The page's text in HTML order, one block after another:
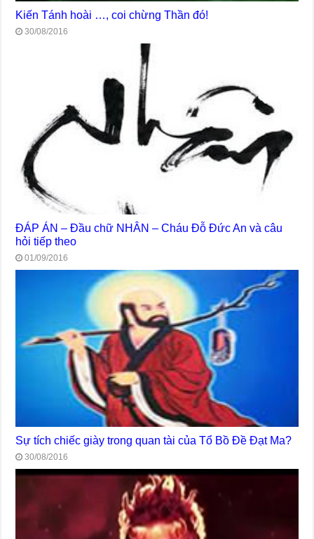
Kiến Tánh hoài …, coi chừng Thần đó!
30/08/2016
ĐÁP ÁN – Đầu chữ NHÂN – Cháu Đỗ Đức An và câu
hỏi tiếp theo
01/09/2016
Sự tích chiếc giày trong quan tài của Tổ Bồ Đề Đạt Ma?
30/08/2016